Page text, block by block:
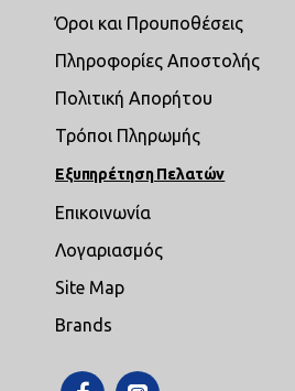
Όροι και Προυποθέσεις
Πληροφορίες Αποστολής
Πολιτική Απορήτου
Τρόποι Πληρωμής
Εξυπηρέτηση Πελατών
Επικοινωνία
Λογαριασμός
Site Map
Brands